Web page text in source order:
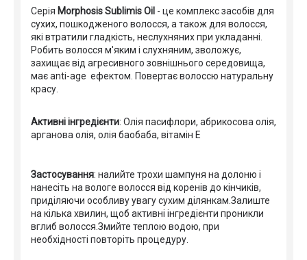
Серія Morphosis Sublimis Oil - це комплекс засобів для
сухих, пошкодженого волосся, а також для волосся,
які втратили гладкість, неслухняних при укладанні.
Робить волосся м'яким і слухняним, зволожує,
захищає від агресивного зовнішнього середовища,
має anti-age ефектом. Повертає волоссю натуральну
красу.
Активні інгредієнти: Олія пасифлори, абрикосова олія,
арганова олія, олія баобаба, вітамін Е
Застосування: налийте трохи шампуня на долоню і
нанесіть на вологе волосся від коренів до кінчиків,
приділяючи особливу увагу сухим ділянкам.Залиште
на кілька хвилин, щоб активні інгредієнти проникли
вглиб волосся.Змийте теплою водою, при
необхідності повторіть процедуру.